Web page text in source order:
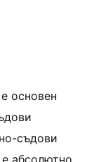
основен
съдови
абсолютно